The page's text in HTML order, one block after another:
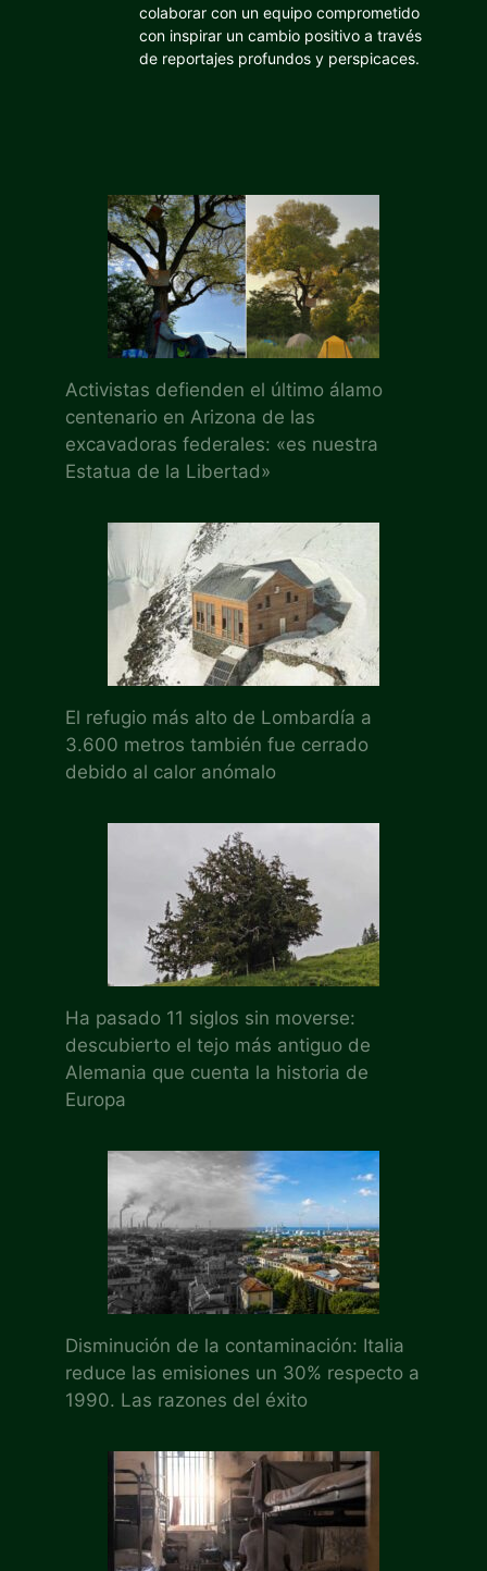
colaborar con un equipo comprometido
con inspirar un cambio positivo a través
de reportajes profundos y perspicaces.
Activistas defienden el último álamo
centenario en Arizona de las
excavadoras federales: «es nuestra
Estatua de la Libertad»
El refugio más alto de Lombardía a
3.600 metros también fue cerrado
debido al calor anómalo
Ha pasado 11 siglos sin moverse:
descubierto el tejo más antiguo de
Alemania que cuenta la historia de
Europa
Disminución de la contaminación: Italia
reduce las emisiones un 30% respecto a
1990. Las razones del éxito